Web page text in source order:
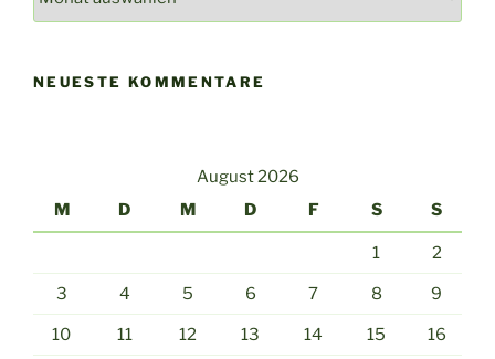
Archiv
NEUESTE KOMMENTARE
August 2026
M
D M D F S S
1 2
3 4 5 6 7 8 9
10 11 12 13 14 15 16